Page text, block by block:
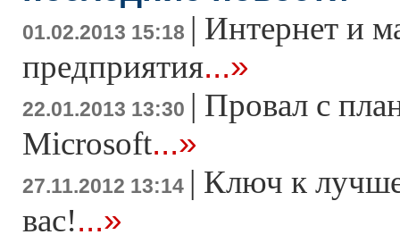
01.02.2013 15:18 | Интернет и
предприятия...»
22.01.2013 13:30 | Провал с
Microsoft...»
27.11.2012 13:14 | Ключ к
вас!...»